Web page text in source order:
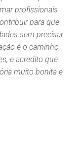
profissionais
para que
sem precisar
é o caminho
e acredito que
muito bonita e